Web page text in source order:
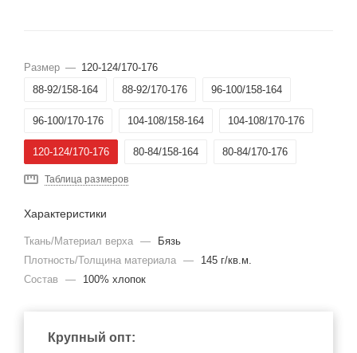
Размер — 120-124/170-176
88-92/158-164
88-92/170-176 96-100/158-164
96-100/170-176 104-108/158-164 104-108/170-176
120-124/170-176 80-84/158-164 80-84/170-176
Таблица размеров
Характеристики
Ткань/Материал верха —
Бязь
Плотность/Толщина материала —
145 г/кв.м.
Состав
— 100% хлопок
Крупный опт: